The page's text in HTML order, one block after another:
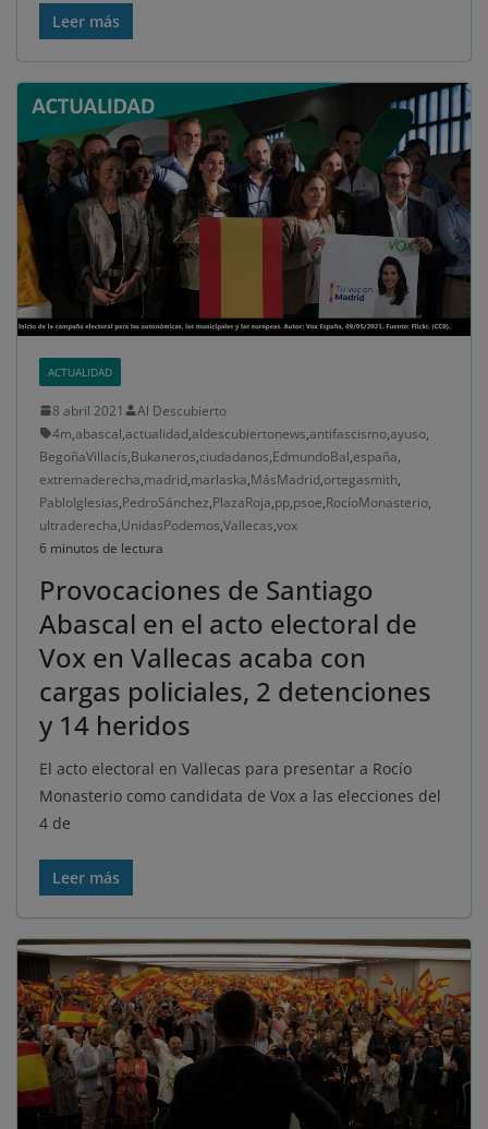
Leer más
ACTUALIDAD
8 abril 2021
Al Descubierto
4m,abascal,actualidad,aldescubiertonews,antifascismo,ayuso,
BegoñaVillacís,Bukaneros,ciudadanos,EdmundoBal,españa,
extremaderecha,madrid,marlaska,MásMadrid,ortegasmith,
PabloIglesias,PedroSánchez,PlazaRoja,pp,psoe,RocíoMonasterio,
ultraderecha,UnidasPodemos,Vallecas,vox
6 minutos de lectura
Provocaciones de Santiago
Abascal en el acto electoral de
Vox en Vallecas acaba con
cargas policiales, 2 detenciones
y 14 heridos
El acto electoral en Vallecas para presentar a Rocío
Monasterio como candidata de Vox a las elecciones del
4 de
Leer más